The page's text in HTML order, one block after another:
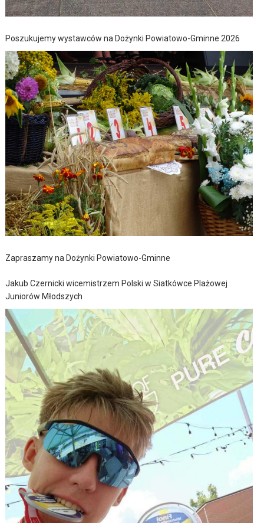
Poszukujemy wystawców na Dożynki Powiatowo-Gminne 2026
Zapraszamy na Dożynki Powiatowo-Gminne
Jakub Czernicki wicemistrzem Polski w Siatkówce Plażowej
Juniorów Młodszych